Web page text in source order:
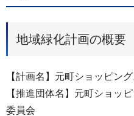
地域緑化計画の概要
【計画名】元町ショッピン
【推進団体名】元町ショッ
委員会